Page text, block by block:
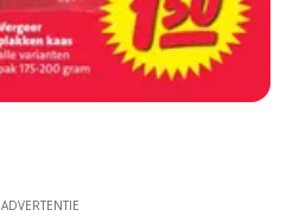
ADVERTENTIE